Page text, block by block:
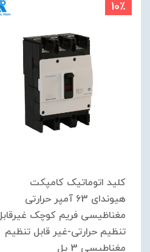
10٪
کلید اتوماتیک کامپکت
هیوندای 63 آمپر حرارتی
مغناظیسی فریم کوچک غیرقابل
تنظیم حرارتی-غیر قابل تنظیم
مغناطیسی 3 پل